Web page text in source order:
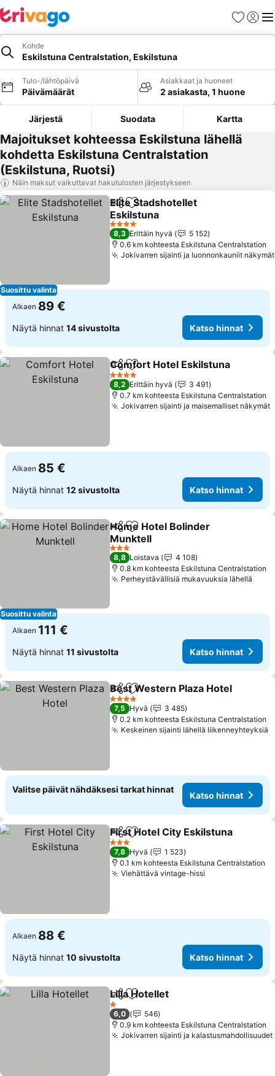
Suosikit
Kohde
Eskilstuna Centralstation, Eskilstuna
Tulo-/lähtöpäivä
Päivämäärät
Asiakkaat ja huoneet
2 asiakasta, 1 huone
Järjestä Suodata Kartta
Majoitukset kohteessa Eskilstuna lähellä
kohdetta Eskilstuna Centralstation
(Eskilstuna, Ruotsi)
Näin maksut vaikuttavat hakutulosten järjestykseen
Suosittu valinta
Jaa Lisää suosikkeihin
Elite Stadshotellet
Eskilstuna
Katso hinnat
4 Tähtiluokitus
8,3 Erittäin hyvä
5 152
0.6 km kohteesta Eskilstuna Centralstation
Jokivarren sijainti ja luonnonkauniit näkymät
Alkaen 89 €
Näytä hinnat 14 sivustolta Katso hinnat
Jaa Lisää suosikkeihin
Comfort Hotel Eskilstuna
4 Tähtiluokitus
8,2 Erittäin hyvä
3 491
0.7 km kohteesta Eskilstuna Centralstation
Jokivarren sijainti ja maisemalliset näkymät
Alkaen 85 €
Näytä hinnat 12 sivustolta Katso hinnat
Suosittu valinta
Jaa Lisää suosikkeihin
Home Hotel Bolinder
Munktell
Katso hinnat
3 Tähtiluokitus
8,8 Loistava
4 108
0.8 km kohteesta Eskilstuna Centralstation
Perheystävällisiä mukavuuksia lähellä
Alkaen 111 €
Näytä hinnat 11 sivustolta Katso hinnat
Jaa Lisää suosikkeihin
Best Western Plaza Hotel
4 Tähtiluokitus
7,5 Hyvä
3 485
0.2 km kohteesta Eskilstuna Centralstation
Keskeinen sijainti lähellä liikenneyhteyksiä
Valitse päivät nähdäksesi tarkat hinnat
Katso hinnat
Jaa Lisää suosikkeihin
First Hotel City Eskilstuna
3 Tähtiluokitus
7,8 Hyvä
1 523
0.1 km kohteesta Eskilstuna Centralstation
Viehättävä vintage-hissi
Alkaen 88 €
Näytä hinnat 10 sivustolta Katso hinnat
Jaa Lisää suosikkeihin
Lilla Hotellet
1 Tähtiluokitus
6,0
546
0.9 km kohteesta Eskilstuna Centralstation
Jokivarren sijainti ja kalastusmahdollisuudet